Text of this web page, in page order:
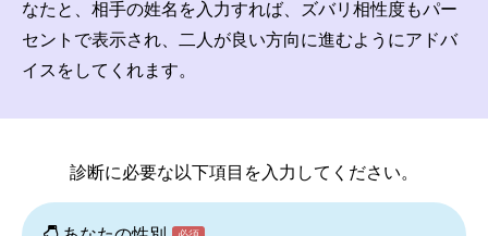
名前の変遷
なたと、相手の姓名を入力すれば、ズバリ相性度もパー
セントで表示され、二人が良い方向に進むようにアドバ
イスをしてくれます。
診断に必要な以下項目を入力してください。